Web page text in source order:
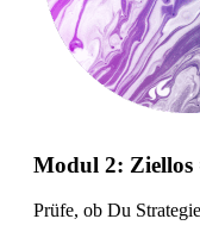
Modul 2: Ziellos
Prüfe, ob Du